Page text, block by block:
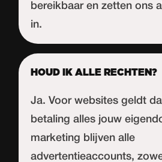
bereikbaar en zetten ons
in.
HOUD IK ALLE RECHTEN?
Ja. Voor websites geldt
betaling alles jouw
marketing blijven alle
advertentieaccounts,